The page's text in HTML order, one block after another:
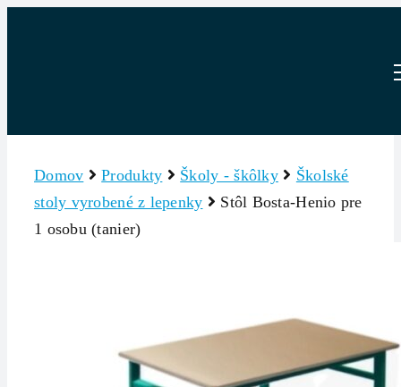
Domov Produkty Školy - škôlky
Školské
stoly vyrobené z lepenky
Stôl Bosta-Henio pre
1 osobu (tanier)